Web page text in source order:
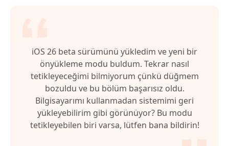
iOS 26 beta sürümünü yükledim ve yeni bir
önyükleme modu buldum. Tekrar nasıl
tetikleyeceğimi bilmiyorum çünkü düğmem
bozuldu ve bu bölüm başarısız oldu.
Bilgisayarımı kullanmadan sistemimi geri
yükleyebilirim gibi görünüyor? Bu modu
tetikleyebilen biri varsa, lütfen bana bildirin!